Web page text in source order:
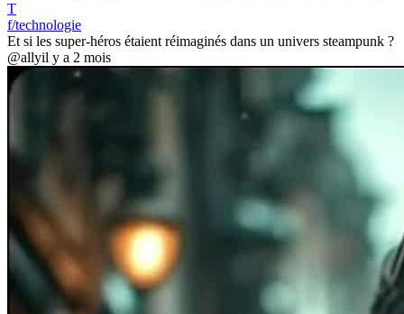
T
f/technologie
Et si les super-héros étaient réimaginés dans un univers steampunk ?
@allyil y a 2 mois